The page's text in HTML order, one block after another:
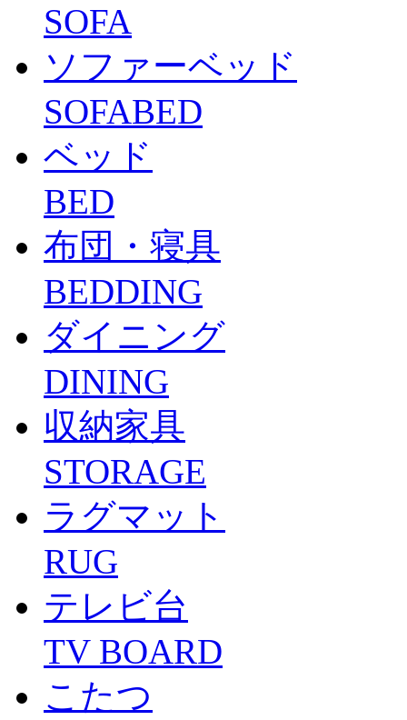
SOFA
ソファーベッド
SOFABED
ベッド
BED
布団・寝具
BEDDING
ダイニング
DINING
収納家具
STORAGE
ラグマット
RUG
テレビ台
TV BOARD
こたつ